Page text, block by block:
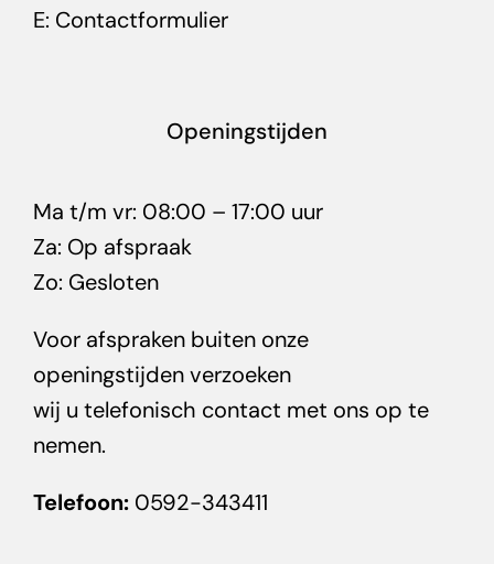
E: Contactformulier
Openingstijden
Ma t/m vr: 08:00 – 17:00 uur
Za: Op afspraak
Zo: Gesloten
Voor afspraken buiten onze
openingstijden verzoeken
wij u telefonisch contact met ons op te
nemen.
Telefoon:0592-343411